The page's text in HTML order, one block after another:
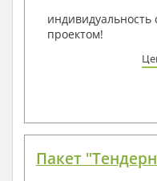
проектом!
Пакет